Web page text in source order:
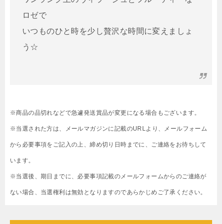
ロゼで
いつものひと時を少し贅沢な時間に変えましょ
う☆
※商品の品切れなどで急遽発送賞品が変更になる場合もございます。
※当選された方は、メールマガジンに記載のURLより、メールフォーム
から必要事項をご記入の上、締め切り日時までに、ご連絡をお待ちして
います。
※当選後、期日までに、必要事項記載のメールフォームからのご連絡が
ない場合、当選権利は無効となりますのであらかじめご了承ください。